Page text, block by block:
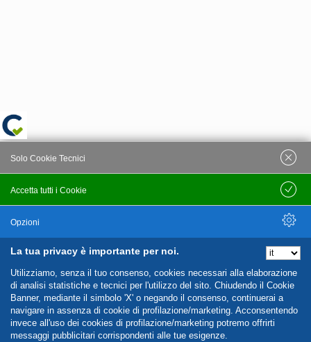
La tua privacy è importante per noi.
Utilizziamo, senza il tuo consenso, cookies necessari alla elaborazione
di analisi statistiche e tecnici per l'utilizzo del sito. Chiudendo il Cookie
Banner, mediante il simbolo 'X' o negando il consenso, continuerai a
navigare in assenza di cookie di profilazione/marketing. Acconsentendo
invece all'uso dei cookies di profilazione/marketing potremo offrirti
messaggi pubblicitari corrispondenti alle tue esigenze.
Accetta tutti i Cookie
Solo Cookie Tecnici
Salva
Opzioni
Nascondi Opzioni